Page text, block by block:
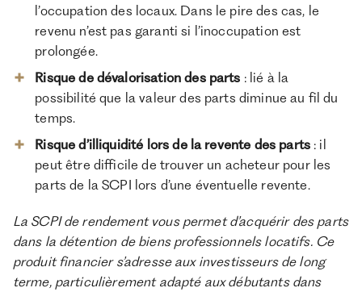
l’occupation des locaux. Dans le pire des cas, le
revenu n’est pas garanti si l’inoccupation est
prolongée.
Risque de dévalorisation des parts : lié à la
possibilité que la valeur des parts diminue au fil du
temps.
Risque d’illiquidité lors de la revente des parts: il
peut être difficile de trouver un acheteur pour les
parts de la SCPI lors d’une éventuelle revente.
La SCPI de rendement vous permet d’acquérir des parts
dans la détention de biens professionnels locatifs. Ce
produit financier s’adresse aux investisseurs de long
terme, particulièrement adapté aux débutants dans